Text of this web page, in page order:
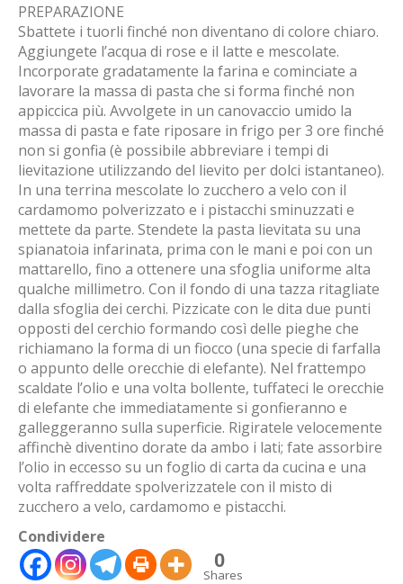
PREPARAZIONE
Sbattete i tuorli finché non diventano di colore chiaro.
Aggiungete l’acqua di rose e il latte e mescolate.
Incorporate gradatamente la farina e cominciate a
lavorare la massa di pasta che si forma finché non
appiccica più. Avvolgete in un canovaccio umido la
massa di pasta e fate riposare in frigo per 3 ore finché
non si gonfia (è possibile abbreviare i tempi di
lievitazione utilizzando del lievito per dolci istantaneo).
In una terrina mescolate lo zucchero a velo con il
cardamomo polverizzato e i pistacchi sminuzzati e
mettete da parte. Stendete la pasta lievitata su una
spianatoia infarinata, prima con le mani e poi con un
mattarello, fino a ottenere una sfoglia uniforme alta
qualche millimetro. Con il fondo di una tazza ritagliate
dalla sfoglia dei cerchi. Pizzicate con le dita due punti
opposti del cerchio formando così delle pieghe che
richiamano la forma di un fiocco (una specie di farfalla
o appunto delle orecchie di elefante). Nel frattempo
scaldate l’olio e una volta bollente, tuffateci le orecchie
di elefante che immediatamente si gonfieranno e
galleggeranno sulla superficie. Rigiratele velocemente
affinchè diventino dorate da ambo i lati; fate assorbire
l’olio in eccesso su un foglio di carta da cucina e una
volta raffreddate spolverizzatele con il misto di
zucchero a velo, cardamomo e pistacchi.
Condividere
0
Shares